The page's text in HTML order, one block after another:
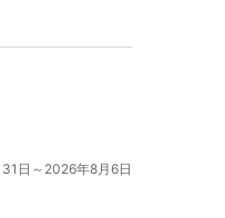
日～2026年8月6日